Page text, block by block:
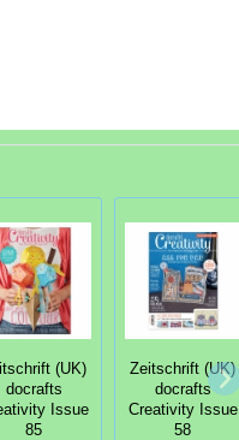
(UK)
docrafts
Issue
85
Zeitschrift (UK)
docrafts
Creativity Issue
58